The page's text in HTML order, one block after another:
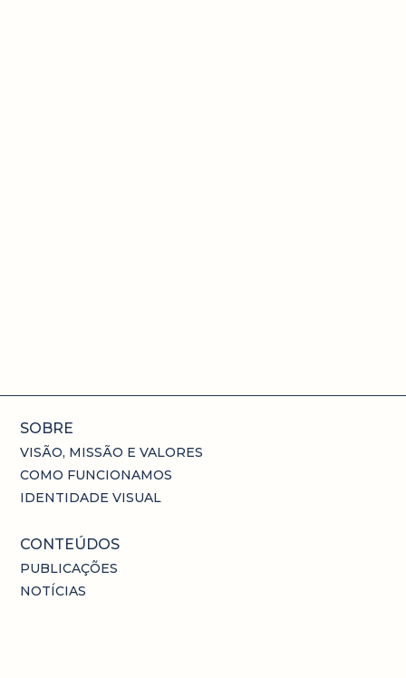
SOBRE
VISÃO, MISSÃO E VALORES
COMO FUNCIONAMOS
IDENTIDADE VISUAL
CONTEÚDOS
PUBLICAÇÕES
NOTÍCIAS